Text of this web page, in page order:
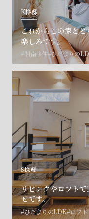
K様邸
これからこの家と
楽しみです。
#湘南移住#ひだまりの
S様邸
リビングやロフト
せです。
#ひだまりのLDK#ロフト